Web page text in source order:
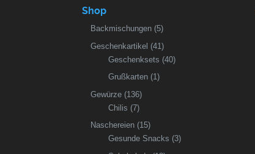
Shop
Backmischungen (5)
Geschenkartikel (41)
Geschenksets (40)
Grußkarten (1)
Gewürze (136)
Chilis (7)
Naschereien (15)
Gesunde Snacks (3)